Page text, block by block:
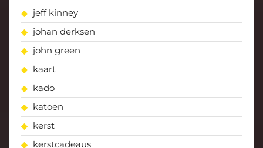
jeff kinney
johan derksen
john green
kaart
kado
katoen
kerst
kerstcadeaus